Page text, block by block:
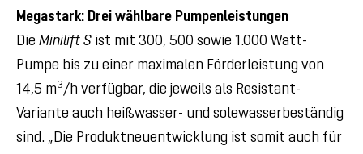
Megastark: Drei wählbare Pumpenleistungen
Die Minilift S ist mit 300, 500 sowie 1.000 Watt-
Pumpe bis zu einer maximalen Förderleistung von
14,5 m3/h verfügbar, die jeweils als Resistant-
Variante auch heißwasser- und solewasserbeständig
sind. „Die Produktneuentwicklung ist somit auch für